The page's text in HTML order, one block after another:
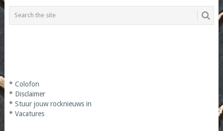
* Colofon
* Disclaimer
* Stuur jouw rocknieuws in
* Vacatures